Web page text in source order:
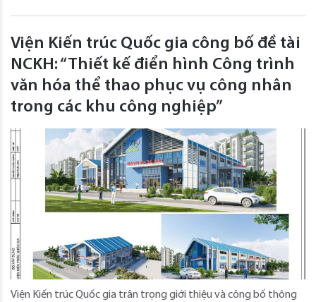
Viện Kiến trúc Quốc gia công bố đề tài
NCKH: “Thiết kế điển hình Công trình
văn hóa thể thao phục vụ công nhân
trong các khu công nghiệp”
Viện Kiến trúc Quốc gia trân trọng giới thiệu và công bố thông